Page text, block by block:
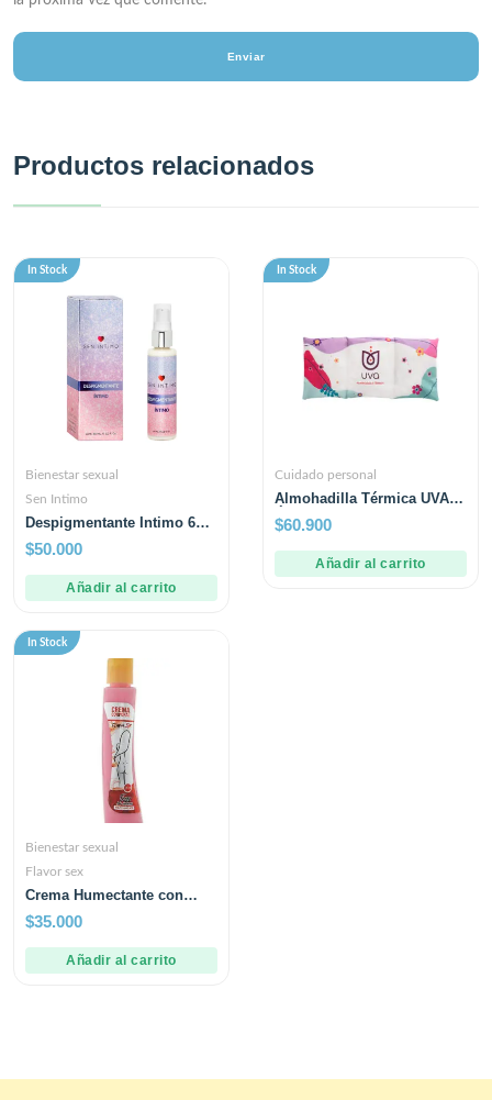
Productos relacionados
In Stock
Bienestar sexual
Sen Intimo
Despigmentante Intimo 60
ML Sen Intimo
$50.000
Añadir al carrito
In Stock
Cuidado personal
Almohadilla Térmica UVA
Única
$60.900
Añadir al carrito
In Stock
Bienestar sexual
Flavor sex
Crema Humectante con
Feromona Flavor sex 120
mL
$35.000
Añadir al carrito